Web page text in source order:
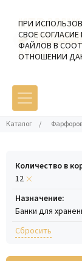
Каталог /
Количество в
12
Назначение:
Банки для
Cбросить
ПРИ
СВОЕ СОГЛАСИЕ
ФАЙЛОВ В
ОТНОШЕНИИ